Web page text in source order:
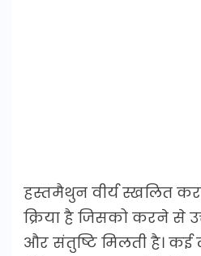
हस्तमैथुन वीर्य स्खलित
क्रिया है जिसको करने से
और संतुष्टि मिलती है।